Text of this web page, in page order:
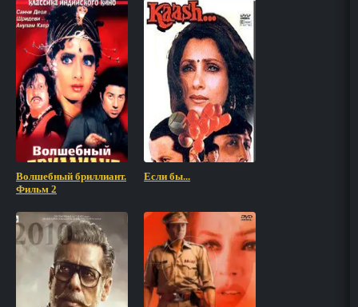
Волшебный бриллиант.
Фильм 2
Если бы...